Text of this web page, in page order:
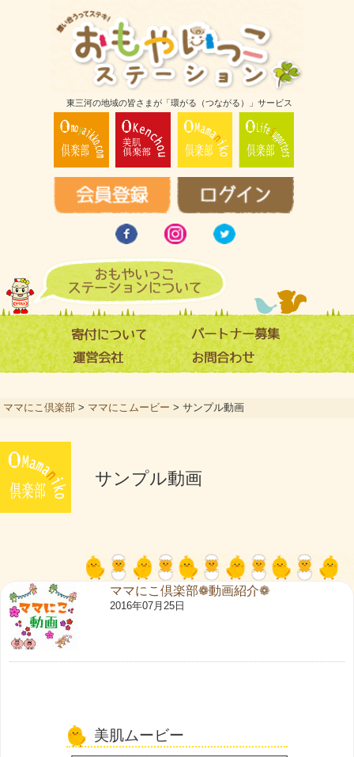
東三河の地域の皆さまが「環がる（つながる）」サービス
ママにこ倶楽部 > ママにこムービー > サンプル動画
サンプル動画
ママにこ倶楽部❁動画紹介❁
2016年07月25日
美肌ムービー